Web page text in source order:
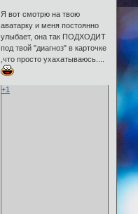
Я вот смотрю на твою
аватарку и меня постоянно
улыбает, она так ПОДХОДИТ
под твой "диагноз" в карточке
,что просто ухахатываюсь....
+1